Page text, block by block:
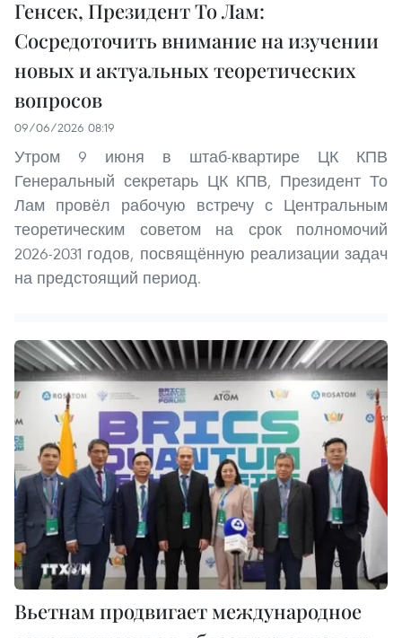
Генсек, Президент То Лам:
Сосредоточить внимание на изучении
новых и актуальных теоретических
вопросов
09/06/2026 08:19
Утром 9 июня в штаб-квартире ЦК КПВ
Генеральный секретарь ЦК КПВ, Президент То
Лам провёл рабочую встречу с Центральным
теоретическим советом на срок полномочий
2026-2031 годов, посвящённую реализации задач
на предстоящий период.
Вьетнам продвигает международное